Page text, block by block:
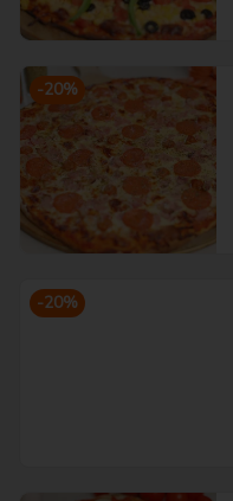
-20%
-20%